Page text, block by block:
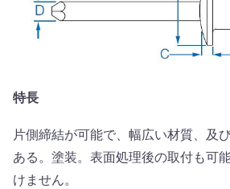
特長
片側締結が可能で、幅広い材質、及
ある。塗装。表面処理後の取付も可
けません。